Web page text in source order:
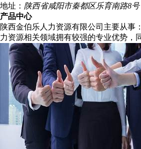
地址： 陕西省咸阳市秦都区乐育南路8号
产品中心
陕西金伯乐人力资源有限公司主要从事
力资源相关领域拥有较强的专业优势，